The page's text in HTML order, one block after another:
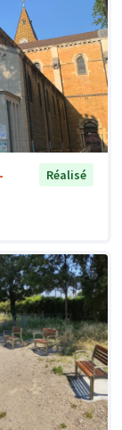
Réalisé